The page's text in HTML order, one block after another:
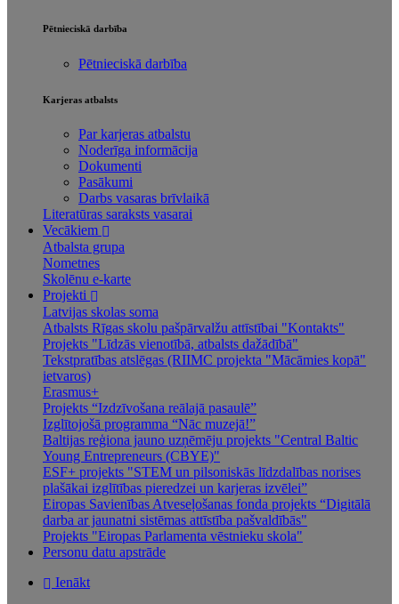
Pētnieciskā darbība
Pētnieciskā darbība
Karjeras atbalsts
Par karjeras atbalstu
Noderīga informācija
Dokumenti
Pasākumi
Darbs vasaras brīvlaikā
Literatūras saraksts vasarai
Vecākiem
Atbalsta grupa
Nometnes
Skolēnu e-karte
Projekti
Latvijas skolas soma
Atbalsts Rīgas skolu pašpārvalžu attīstībai "Kontakts"
Projekts "Līdzās vienotībā, atbalsts dažādībā"
Tekstpratības atslēgas (RIIMC projekta "Mācāmies kopā"
ietvaros)
Erasmus+
Projekts “Izdzīvošana reālajā pasaulē”
Izglītojošā programma “Nāc muzejā!”
Baltijas reģiona jauno uzņēmēju projekts "Central Baltic
Young Entrepreneurs (CBYE)"
ESF+ projekts "STEM un pilsoniskās līdzdalības norises
plašākai izglītības pieredzei un karjeras izvēlei”
Eiropas Savienības Atveseļošanas fonda projekts “Digitālā
darba ar jaunatni sistēmas attīstība pašvaldībās"
Projekts "Eiropas Parlamenta vēstnieku skola"
Personu datu apstrāde
Ienākt